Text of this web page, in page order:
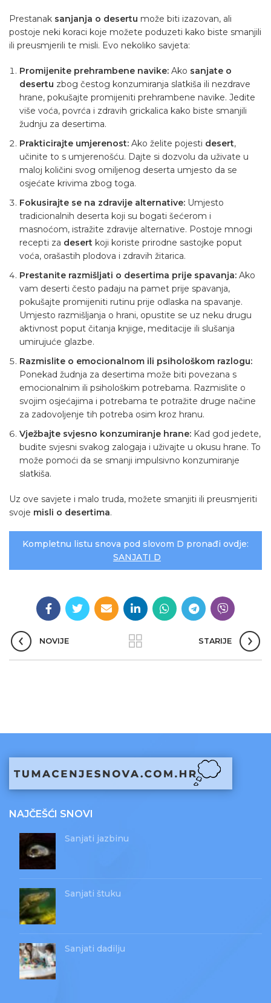
Prestanak sanjanja o desertu može biti izazovan, ali
postoje neki koraci koje možete poduzeti kako biste smanjili
ili preusmjerili te misli. Evo nekoliko savjeta:
Promijenite prehrambene navike: Ako sanjate o
desertu zbog čestog konzumiranja slatkiša ili nezdrave
hrane, pokušajte promijeniti prehrambene navike. Jedite
više voća, povrća i zdravih grickalica kako biste smanjili
žudnju za desertima.
Prakticirajte umjerenost: Ako želite pojesti desert,
učinite to s umjerenošću. Dajte si dozvolu da uživate u
maloj količini svog omiljenog deserta umjesto da se
osjećate krivima zbog toga.
Fokusirajte se na zdravije alternative: Umjesto
tradicionalnih deserta koji su bogati šećerom i
masnoćom, istražite zdravije alternative. Postoje mnogi
recepti za desert koji koriste prirodne sastojke poput
voća, orašastih plodova i zdravih žitarica.
Prestanite razmišljati o desertima prije spavanja: Ako
vam deserti često padaju na pamet prije spavanja,
pokušajte promijeniti rutinu prije odlaska na spavanje.
Umjesto razmišljanja o hrani, opustite se uz neku drugu
aktivnost poput čitanja knjige, meditacije ili slušanja
umirujuće glazbe.
Razmislite o emocionalnom ili psihološkom razlogu:
Ponekad žudnja za desertima može biti povezana s
emocionalnim ili psihološkim potrebama. Razmislite o
svojim osjećajima i potrebama te potražite druge načine
za zadovoljenje tih potreba osim kroz hranu.
Vježbajte svjesno konzumiranje hrane: Kad god jedete,
budite svjesni svakog zalogaja i uživajte u okusu hrane. To
može pomoći da se smanji impulsivno konzumiranje
slatkiša.
Uz ove savjete i malo truda, možete smanjiti ili preusmjeriti
svoje misli o desertima.
Kompletnu listu snova pod slovom D pronađi ovdje:
SANJATI D
NOVIJE STARIJE
NAJČEŠĆI SNOVI
Sanjati jazbinu
Sanjati štuku
Sanjati dadilju